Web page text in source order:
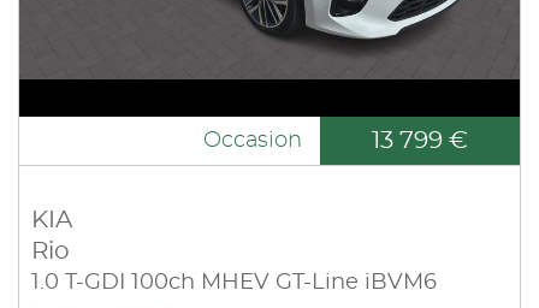
Occasion 13 799 €
KIA
Rio
1.0 T-GDI 100ch MHEV GT-Line iBVM6